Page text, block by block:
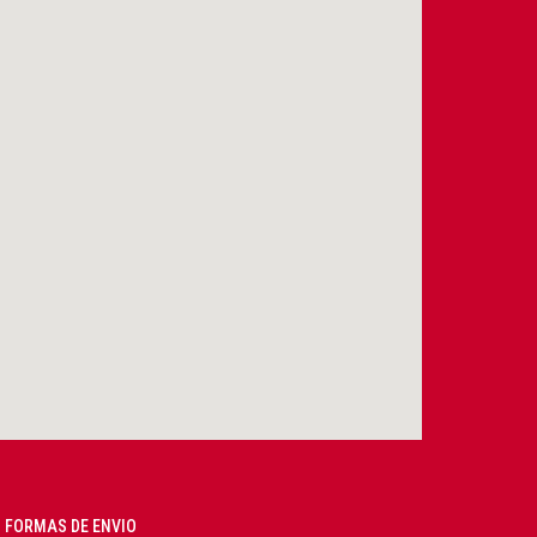
FORMAS DE ENVIO